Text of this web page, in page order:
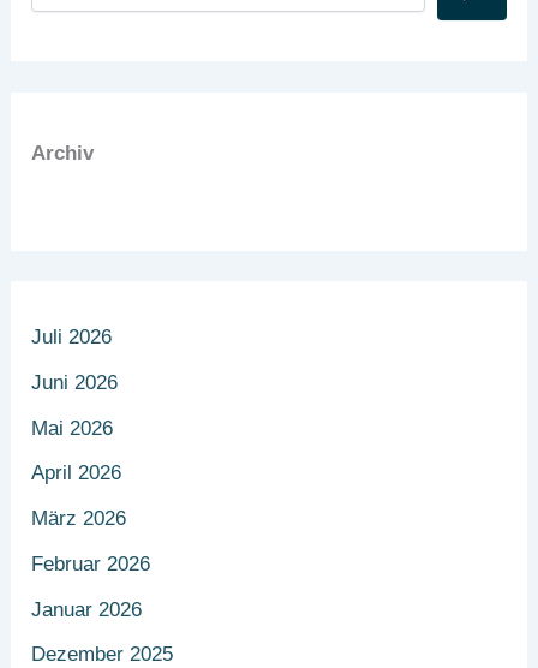
Archiv
Juli 2026
Juni 2026
Mai 2026
April 2026
März 2026
Februar 2026
Januar 2026
Dezember 2025